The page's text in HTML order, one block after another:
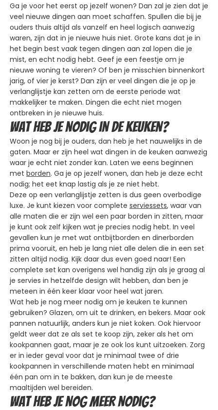
Ga je voor het eerst op jezelf wonen? Dan zal je zien dat je
veel nieuwe dingen aan moet schaffen. Spullen die bij je
ouders thuis altijd als vanzelf en heel logisch aanwezig
waren, zijn dat in je nieuwe huis niet. Grote kans dat je in
het begin best vaak tegen dingen aan zal lopen die je
mist, en echt nodig hebt. Geef je een feestje om je
nieuwe woning te vieren? Of ben je misschien binnenkort
jarig, of vier je kerst? Dan zijn er veel dingen die je op je
verlanglijstje kan zetten om de eerste periode wat
makkelijker te maken. Dingen die echt niet mogen
ontbreken in je nieuwe huis.
Wat heb je nodig in de keuken?
Woon je nog bij je ouders, dan heb je het nauwelijks in de
gaten. Maar er zijn heel wat dingen in de keuken aanwezig
waar je echt niet zonder kan. Laten we eens beginnen
met borden. Ga je op jezelf wonen, dan heb je deze echt
nodig; het eet knap lastig als je ze niet hebt.
Deze op een verlanglijstje zetten is dus geen overbodige
luxe. Je kunt kiezen voor complete serviessets, waar van
alle maten die er zijn wel een paar borden in zitten, maar
je kunt ook zelf kijken wat je precies nodig hebt. In veel
gevallen kun je met wat ontbijtborden en dinerborden
prima vooruit, en heb je lang niet alle delen die in een set
zitten altijd nodig. Kijk daar dus even goed naar! Een
complete set kan overigens wel handig zijn als je graag al
je servies in hetzelfde design wilt hebben, dan ben je
meteen in één keer klaar voor heel wat jaren.
Wat heb je nog meer nodig om je keuken te kunnen
gebruiken? Glazen, om uit te drinken, en bekers. Maar ook
pannen natuurlijk, anders kun je niet koken. Ook hiervoor
geldt weer dat ze als set te koop zijn, zeker als het om
kookpannen gaat, maar je ze ook los kunt uitzoeken. Zorg
er in ieder geval voor dat je minimaal twee of drie
kookpannen in verschillende maten hebt en minimaal
één pan om in te bakken, dan kun je de meeste
maaltijden wel bereiden.
Wat heb je nog meer nodig?